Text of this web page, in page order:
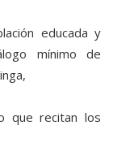
educada y
mínimo de
que recitan los